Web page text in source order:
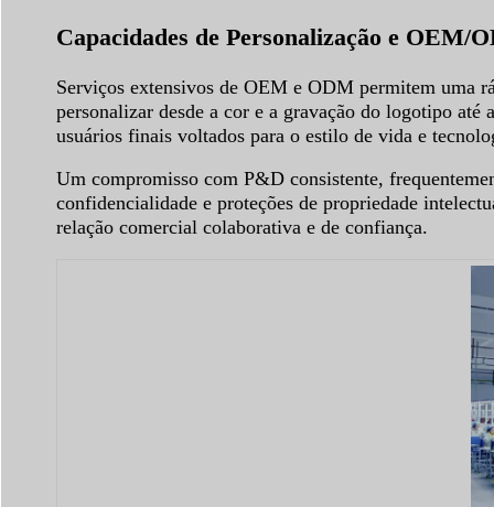
Capacidades de Personalização e OEM/
Serviços extensivos de OEM e ODM permitem uma
personalizar desde a cor e a gravação do logotipo
usuários finais voltados para o estilo de vida e
Um compromisso com P&D consistente,
confidencialidade e proteções de propriedade
relação comercial colaborativa e de confiança.